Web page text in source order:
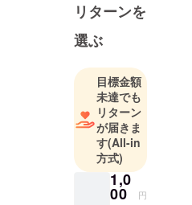
ラブです。
「ベガル
タ」という
クラブ名は
仙台の夏の
風物詩であ
る七夕まつ
りに由来し
ます。
七夕まつり
リターンを
選ぶ
目標金額
未達でも
リターン
が届きま
す(All-in
方式)
1,0
00 円